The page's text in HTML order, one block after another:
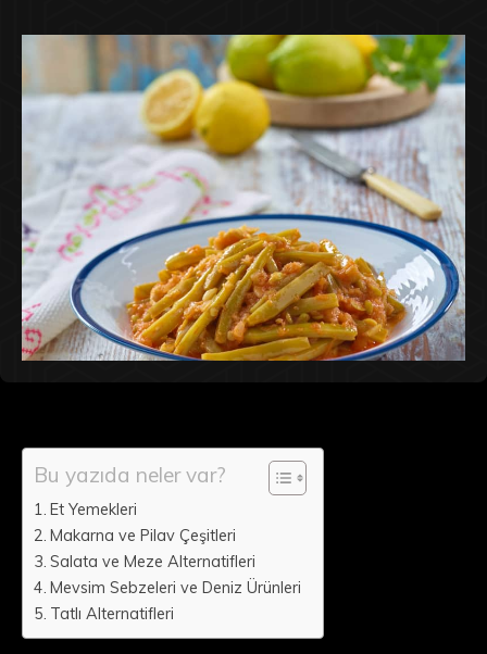
Bu yazıda neler var?
Et Yemekleri
Makarna ve Pilav Çeşitleri
Salata ve Meze Alternatifleri
Mevsim Sebzeleri ve Deniz Ürünleri
Tatlı Alternatifleri